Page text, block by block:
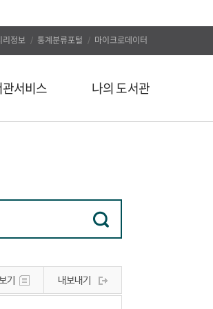
리정보 통계분류포털 마이크로데이터
서비스
스
트
나의 도서관
대출/예약조회
자료구입신청
나의 서재
나의 서평
기 내보내기